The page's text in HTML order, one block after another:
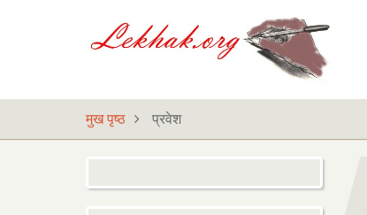
मुख पृष्ठ प्रवेश